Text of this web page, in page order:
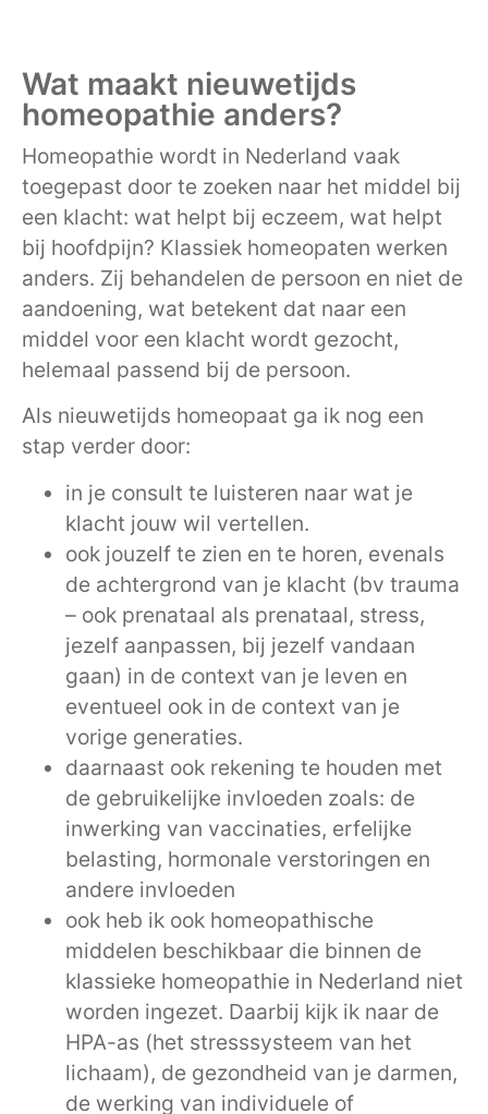
Wat maakt nieuwetijds
homeopathie anders?
Homeopathie wordt in Nederland vaak
toegepast door te zoeken naar het middel bij
een klacht: wat helpt bij eczeem, wat helpt
bij hoofdpijn? Klassiek homeopaten werken
anders. Zij behandelen de persoon en niet de
aandoening, wat betekent dat naar een
middel voor een klacht wordt gezocht,
helemaal passend bij de persoon.
Als nieuwetijds homeopaat ga ik nog een
stap verder door:
in je consult te luisteren naar wat je
klacht jouw wil vertellen.
ook jouzelf te zien en te horen, evenals
de achtergrond van je klacht (bv trauma
– ook prenataal als prenataal, stress,
jezelf aanpassen, bij jezelf vandaan
gaan) in de context van je leven en
eventueel ook in de context van je
vorige generaties.
daarnaast ook rekening te houden met
de gebruikelijke invloeden zoals: de
inwerking van vaccinaties, erfelijke
belasting, hormonale verstoringen en
andere invloeden
ook heb ik ook homeopathische
middelen beschikbaar die binnen de
klassieke homeopathie in Nederland niet
worden ingezet. Daarbij kijk ik naar de
HPA-as (het stresssysteem van het
lichaam), de gezondheid van je darmen,
de werking van individuele of